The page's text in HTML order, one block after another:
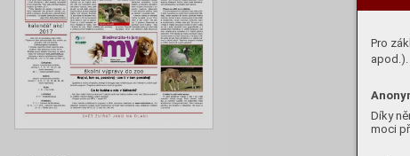
Pro
Díky
moci